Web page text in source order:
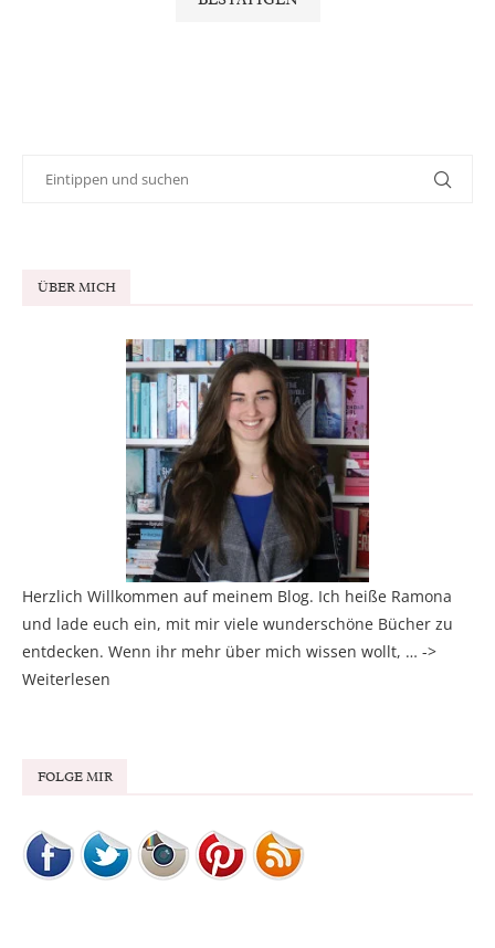
ÜBER MICH
Herzlich Willkommen auf meinem Blog. Ich heiße Ramona
und lade euch ein, mit mir viele wunderschöne Bücher zu
entdecken. Wenn ihr mehr über mich wissen wollt, … ->
Weiterlesen
FOLGE MIR